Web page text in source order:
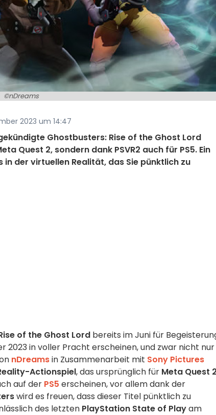
©nDreams
2023 um 14:47
Ghostbusters: Rise of the Ghost Lord
Quest 2, sondern dank PSVR2 auch für PS5. Ein
der virtuellen Realität, das Sie pünktlich zu
of the Ghost Lord bereits im Juni für
2023 in voller Pracht erscheinen, und zwar nicht
nDreamsin Zusammenarbeit mit Sony Pictures
Actionspiel, das ursprünglich für Meta Quest
auf der PS5 erscheinen, vor allem dank der
wird es freuen, dass dieser Titel pünktlich zu
des letzten PlayStation State of Playam